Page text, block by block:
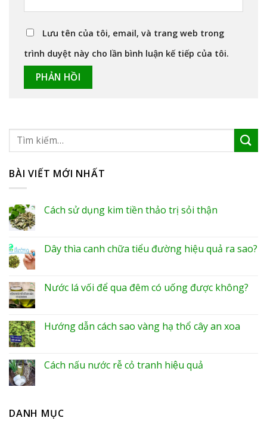
Lưu tên của tôi, email, và trang web trong
trình duyệt này cho lần bình luận kế tiếp của tôi.
BÀI VIẾT MỚI NHẤT
Cách sử dụng kim tiền thảo trị sỏi thận
Dây thìa canh chữa tiểu đường hiệu quả ra sao?
Nước lá vối để qua đêm có uống được không?
Hướng dẫn cách sao vàng hạ thổ cây an xoa
Cách nấu nước rễ cỏ tranh hiệu quả
DANH MỤC